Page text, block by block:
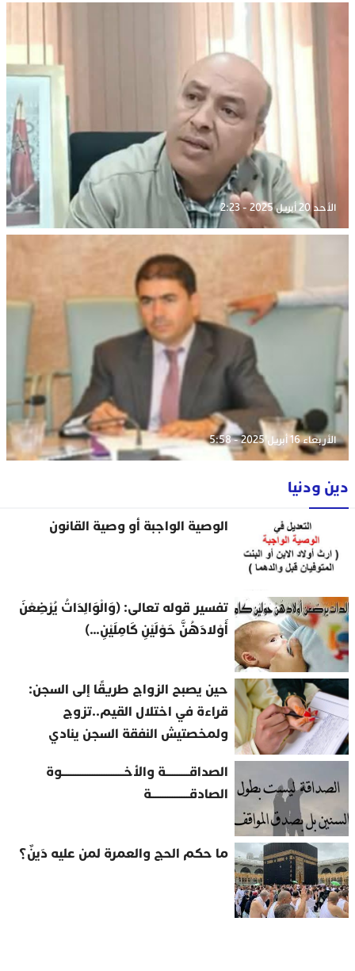
الأحد 20 أبريل 2025 - 2:23
الأربعاء 16 أبريل 2025 - 5:58
دين ودنيا
الوصية الواجبة أو وصية القانون
تفسير قوله تعالى: (وَالْوَالِدَاتُ يُرْضِعْنَ
أَوْلادَهُنَّ حَوْلَيْنِ كَامِلَيْنِ…)
حين يصبح الزواج طريقًا إلى السجن:
قراءة في اختلال القيم..تزوج
ولمخصتيش النفقة السجن ينادي
الصداقــــــــــة والأخــــــــــــــــــــــــــوة
الصادقــــــــــــــــة
ما حكم الحج والعمرة لمن عليه دَينٌ؟